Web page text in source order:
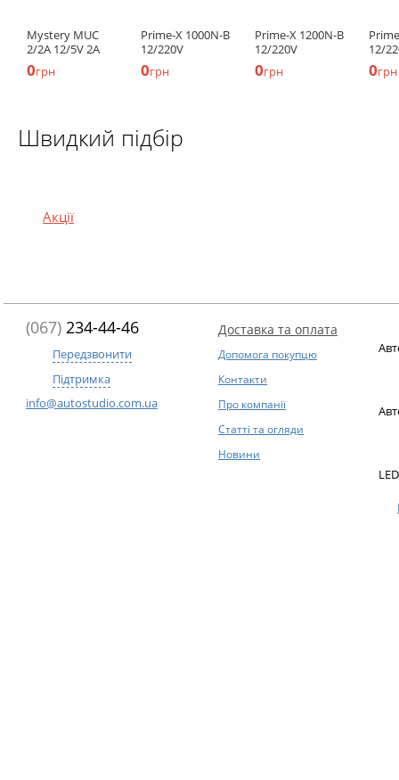
Mystery MUC
2/2A 12/5V 2А
0грн
Prime-X 1000N-B
12/220V
0грн
Prime-X 1200N-B
12/220V
0грн
12/
0грн
Швидкий підбір
Акції
(067) 234-44-46
Передзвонити
Підтримка
info@autostudio.com.ua
Доставка та оплата
Допомога покупцю
Контакти
Про компанії
Статті та огляди
Новини